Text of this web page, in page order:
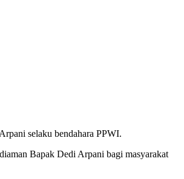
selaku bendahara PPWI.
Bapak Dedi Arpani bagi masyarakat